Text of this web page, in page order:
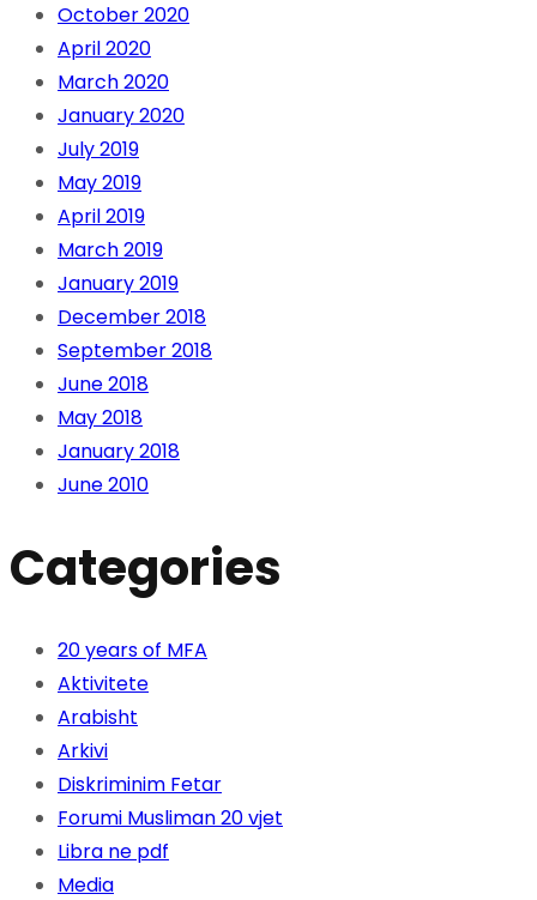
October 2020
April 2020
March 2020
January 2020
July 2019
May 2019
April 2019
March 2019
January 2019
December 2018
September 2018
June 2018
May 2018
January 2018
June 2010
Categories
20 years of MFA
Aktivitete
Arabisht
Arkivi
Diskriminim Fetar
Forumi Musliman 20 vjet
Libra ne pdf
Media